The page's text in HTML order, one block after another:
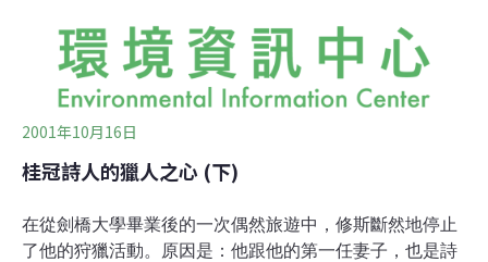
2001年10月16日
桂冠詩人的獵人之心 (下)
在從劍橋大學畢業後的一次偶然旅遊中，修斯斷然地停止
了他的狩獵活動。原因是：他跟他的第一任妻子，也是詩